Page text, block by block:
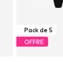
Pack de 5
OFFRE